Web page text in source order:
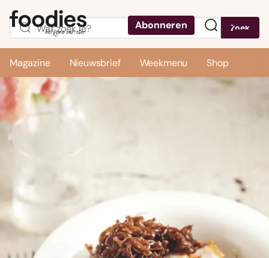
Abonneren Zoek
Magazine Nieuwsbrief Weekmenu Shop